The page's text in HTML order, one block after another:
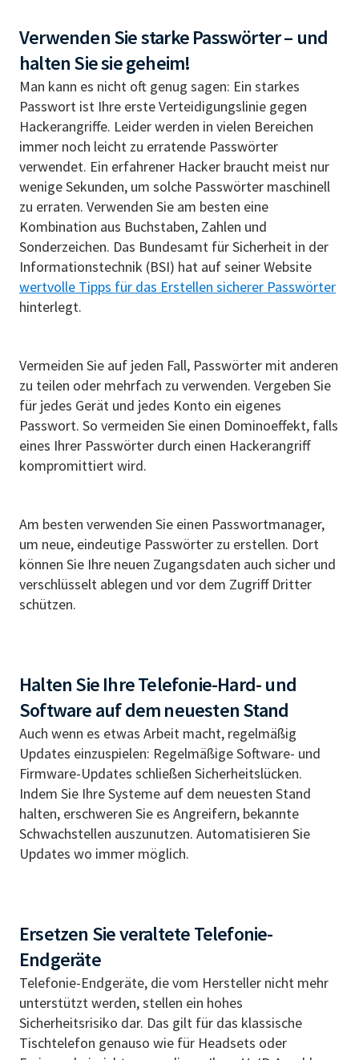
Verwenden Sie starke Passwörter – und
halten Sie sie geheim!
Man kann es nicht oft genug sagen: Ein starkes
Passwort ist Ihre erste Verteidigungslinie gegen
Hackerangriffe. Leider werden in vielen Bereichen
immer noch leicht zu erratende Passwörter
verwendet. Ein erfahrener Hacker braucht meist nur
wenige Sekunden, um solche Passwörter maschinell
zu erraten. Verwenden Sie am besten eine
Kombination aus Buchstaben, Zahlen und
Sonderzeichen. Das Bundesamt für Sicherheit in der
Informationstechnik (BSI) hat auf seiner Website
wertvolle Tipps für das Erstellen sicherer Passwörter
hinterlegt.
Vermeiden Sie auf jeden Fall, Passwörter mit anderen
zu teilen oder mehrfach zu verwenden. Vergeben Sie
für jedes Gerät und jedes Konto ein eigenes
Passwort. So vermeiden Sie einen Dominoeffekt, falls
eines Ihrer Passwörter durch einen Hackerangriff
kompromittiert wird.
Am besten verwenden Sie einen Passwortmanager,
um neue, eindeutige Passwörter zu erstellen. Dort
können Sie Ihre neuen Zugangsdaten auch sicher und
verschlüsselt ablegen und vor dem Zugriff Dritter
schützen.
Halten Sie Ihre Telefonie-Hard- und
Software auf dem neuesten Stand
Auch wenn es etwas Arbeit macht, regelmäßig
Updates einzuspielen: Regelmäßige Software- und
Firmware-Updates schließen Sicherheitslücken.
Indem Sie Ihre Systeme auf dem neuesten Stand
halten, erschweren Sie es Angreifern, bekannte
Schwachstellen auszunutzen. Automatisieren Sie
Updates wo immer möglich.
Ersetzen Sie veraltete Telefonie-
Endgeräte
Telefonie-Endgeräte, die vom Hersteller nicht mehr
unterstützt werden, stellen ein hohes
Sicherheitsrisiko dar. Das gilt für das klassische
Tischtelefon genauso wie für Headsets oder